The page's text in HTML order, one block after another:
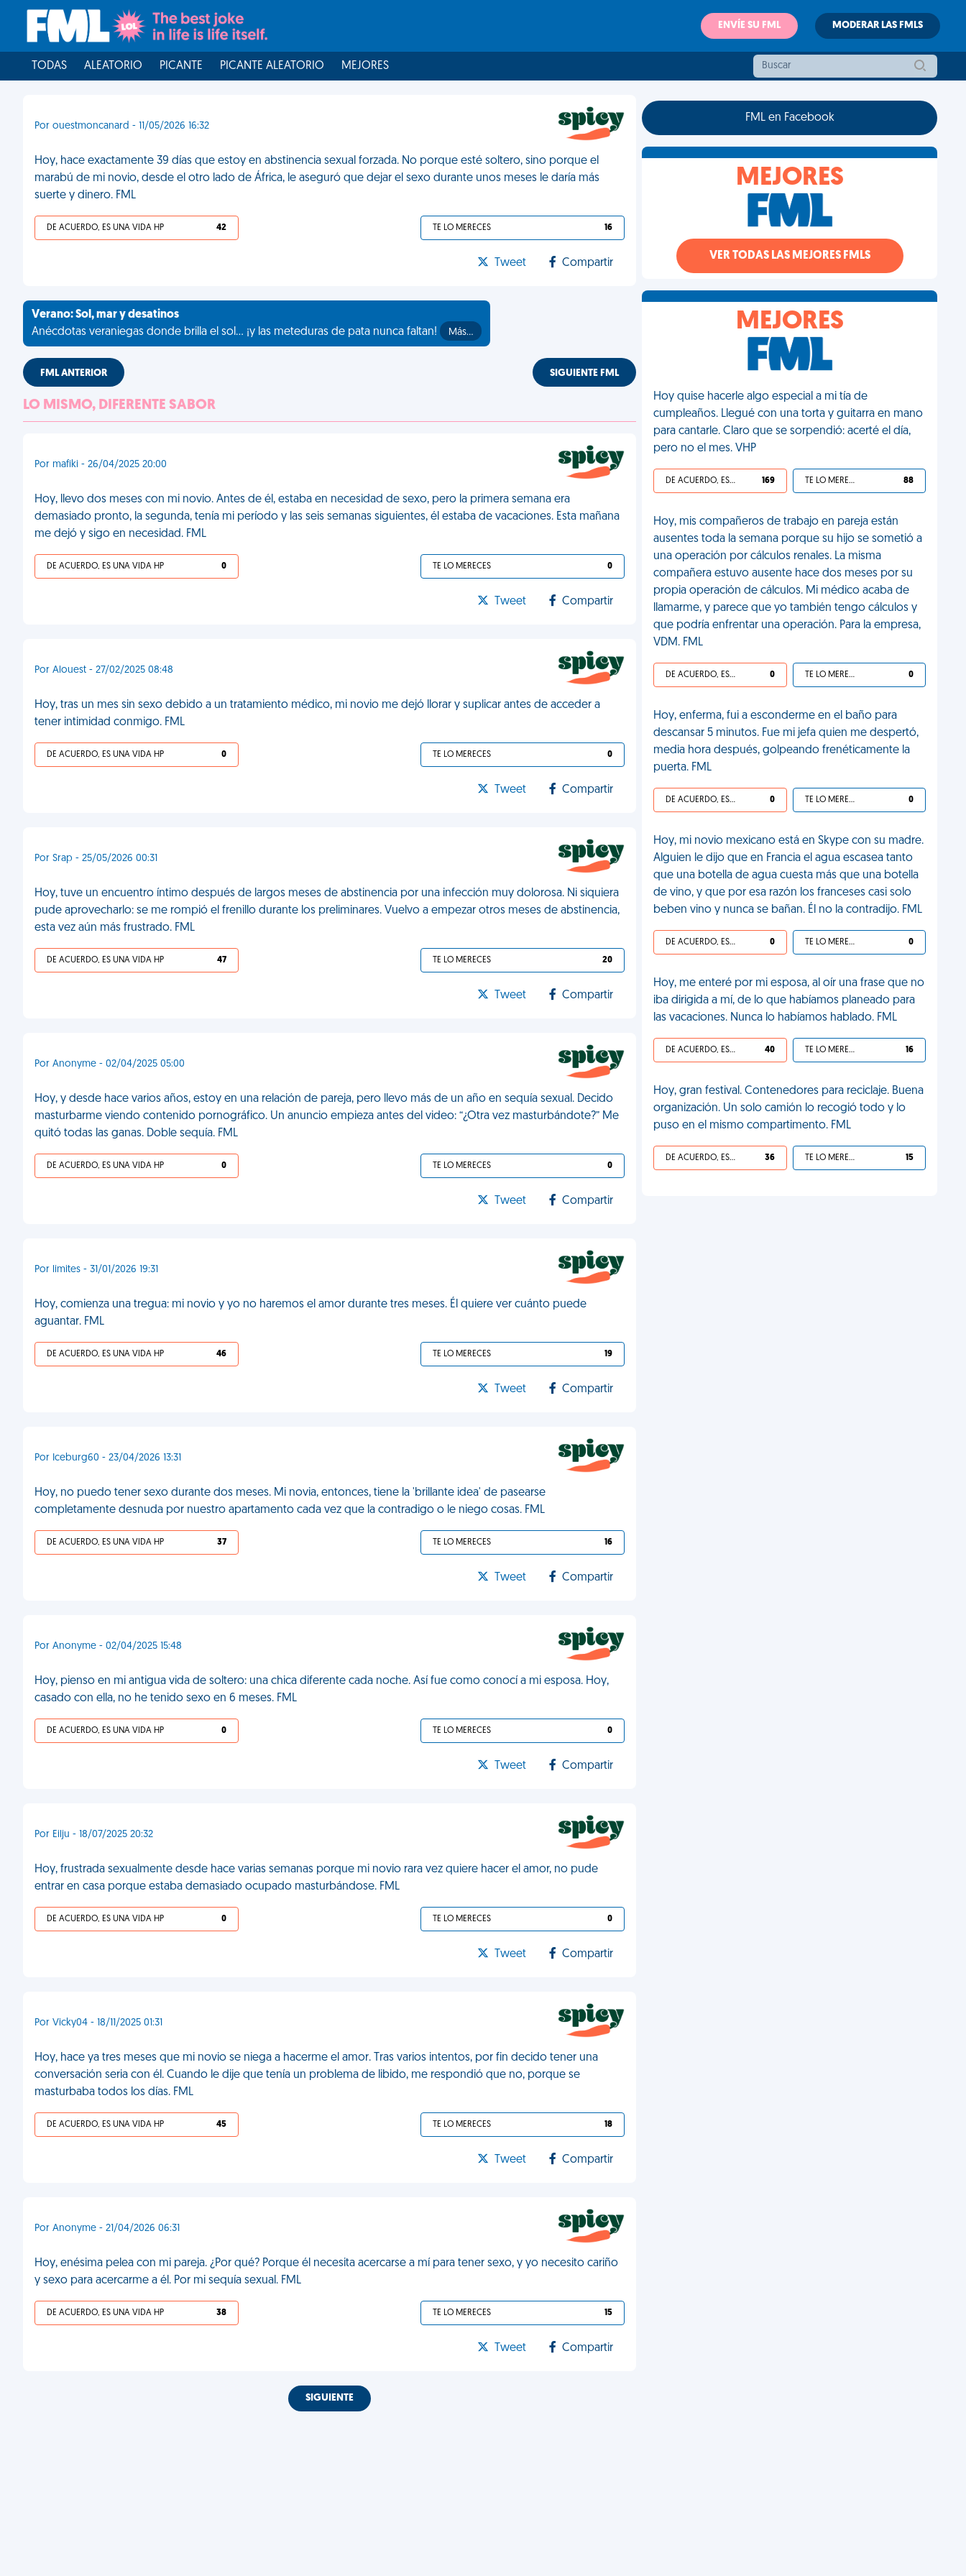
ENVÍE SU FML MODERAR LAS FMLS
TODAS ALEATORIO PICANTE PICANTE ALEATORIO MEJORES
Por ouestmoncanard - 11/05/2026 16:32
Hoy, hace exactamente 39 días que estoy en abstinencia sexual forzada. No porque esté soltero, sino porque el
marabú de mi novio, desde el otro lado de África, le aseguró que dejar el sexo durante unos meses le daría más
suerte y dinero. FML
DE ACUERDO, ES UNA VIDA HP 42 TE LO MERECES 16
Tweet Compartir
Verano: Sol, mar y desatinos
Anécdotas veraniegas donde brilla el sol... ¡y las meteduras de pata nunca faltan!
Más…
FML ANTERIOR SIGUIENTE FML
LO MISMO, DIFERENTE SABOR
Por mafiki - 26/04/2025 20:00
Hoy, llevo dos meses con mi novio. Antes de él, estaba en necesidad de sexo, pero la primera semana era
demasiado pronto, la segunda, tenía mi período y las seis semanas siguientes, él estaba de vacaciones. Esta mañana
me dejó y sigo en necesidad. FML
DE ACUERDO, ES UNA VIDA HP 0 TE LO MERECES 0
Tweet Compartir
Por Alouest - 27/02/2025 08:48
Hoy, tras un mes sin sexo debido a un tratamiento médico, mi novio me dejó llorar y suplicar antes de acceder a
tener intimidad conmigo. FML
DE ACUERDO, ES UNA VIDA HP 0 TE LO MERECES 0
Tweet Compartir
Por Srap - 25/05/2026 00:31
Hoy, tuve un encuentro íntimo después de largos meses de abstinencia por una infección muy dolorosa. Ni siquiera
pude aprovecharlo: se me rompió el frenillo durante los preliminares. Vuelvo a empezar otros meses de abstinencia,
esta vez aún más frustrado. FML
DE ACUERDO, ES UNA VIDA HP 47 TE LO MERECES 20
Tweet Compartir
Por Anonyme - 02/04/2025 05:00
Hoy, y desde hace varios años, estoy en una relación de pareja, pero llevo más de un año en sequía sexual. Decido
masturbarme viendo contenido pornográfico. Un anuncio empieza antes del video: “¿Otra vez masturbándote?” Me
quitó todas las ganas. Doble sequía. FML
DE ACUERDO, ES UNA VIDA HP 0 TE LO MERECES 0
Tweet Compartir
Por limites - 31/01/2026 19:31
Hoy, comienza una tregua: mi novio y yo no haremos el amor durante tres meses. Él quiere ver cuánto puede
aguantar. FML
DE ACUERDO, ES UNA VIDA HP 46 TE LO MERECES 19
Tweet Compartir
Por Iceburg60 - 23/04/2026 13:31
Hoy, no puedo tener sexo durante dos meses. Mi novia, entonces, tiene la 'brillante idea' de pasearse
completamente desnuda por nuestro apartamento cada vez que la contradigo o le niego cosas. FML
DE ACUERDO, ES UNA VIDA HP 37 TE LO MERECES 16
Tweet Compartir
Por Anonyme - 02/04/2025 15:48
Hoy, pienso en mi antigua vida de soltero: una chica diferente cada noche. Así fue como conocí a mi esposa. Hoy,
casado con ella, no he tenido sexo en 6 meses. FML
DE ACUERDO, ES UNA VIDA HP 0 TE LO MERECES 0
Tweet Compartir
Por Eilju - 18/07/2025 20:32
Hoy, frustrada sexualmente desde hace varias semanas porque mi novio rara vez quiere hacer el amor, no pude
entrar en casa porque estaba demasiado ocupado masturbándose. FML
DE ACUERDO, ES UNA VIDA HP 0 TE LO MERECES 0
Tweet Compartir
Por Vicky04 - 18/11/2025 01:31
Hoy, hace ya tres meses que mi novio se niega a hacerme el amor. Tras varios intentos, por fin decido tener una
conversación seria con él. Cuando le dije que tenía un problema de libido, me respondió que no, porque se
masturbaba todos los días. FML
DE ACUERDO, ES UNA VIDA HP 45 TE LO MERECES 18
Tweet Compartir
Por Anonyme - 21/04/2026 06:31
Hoy, enésima pelea con mi pareja. ¿Por qué? Porque él necesita acercarse a mí para tener sexo, y yo necesito cariño
y sexo para acercarme a él. Por mi sequía sexual. FML
DE ACUERDO, ES UNA VIDA HP 38 TE LO MERECES 15
Tweet Compartir
SIGUIENTE
FML en Facebook
MEJORES
VER TODAS LAS MEJORES FMLS
MEJORES
Hoy quise hacerle algo especial a mi tía de
cumpleaños. Llegué con una torta y guitarra en mano
para cantarle. Claro que se sorpendió: acerté el día,
pero no el mes. VHP
DE ACUERDO, ES UNA VIDA HP 169 TE LO MERECES 88
Hoy, mis compañeros de trabajo en pareja están
ausentes toda la semana porque su hijo se sometió a
una operación por cálculos renales. La misma
compañera estuvo ausente hace dos meses por su
propia operación de cálculos. Mi médico acaba de
llamarme, y parece que yo también tengo cálculos y
que podría enfrentar una operación. Para la empresa,
VDM. FML
DE ACUERDO, ES UNA VIDA HP 0 TE LO MERECES 0
Hoy, enferma, fui a esconderme en el baño para
descansar 5 minutos. Fue mi jefa quien me despertó,
media hora después, golpeando frenéticamente la
puerta. FML
DE ACUERDO, ES UNA VIDA HP 0 TE LO MERECES 0
Hoy, mi novio mexicano está en Skype con su madre.
Alguien le dijo que en Francia el agua escasea tanto
que una botella de agua cuesta más que una botella
de vino, y que por esa razón los franceses casi solo
beben vino y nunca se bañan. Él no la contradijo. FML
DE ACUERDO, ES UNA VIDA HP 0 TE LO MERECES 0
Hoy, me enteré por mi esposa, al oír una frase que no
iba dirigida a mí, de lo que habíamos planeado para
las vacaciones. Nunca lo habíamos hablado. FML
DE ACUERDO, ES UNA VIDA HP 40 TE LO MERECES 16
Hoy, gran festival. Contenedores para reciclaje. Buena
organización. Un solo camión lo recogió todo y lo
puso en el mismo compartimento. FML
DE ACUERDO, ES UNA VIDA HP 36 TE LO MERECES 15